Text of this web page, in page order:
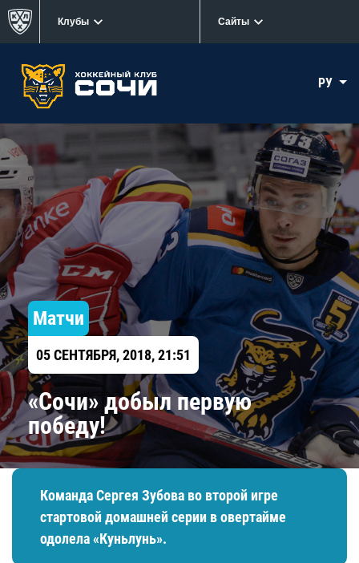
Клубы Сайты
РУ
Матчи
05 СЕНТЯБРЯ, 2018, 21:51
«Сочи» добыл первую
победу!
Команда Сергея Зубова во второй игре
стартовой домашней серии в овертайме
одолела «Куньлунь».